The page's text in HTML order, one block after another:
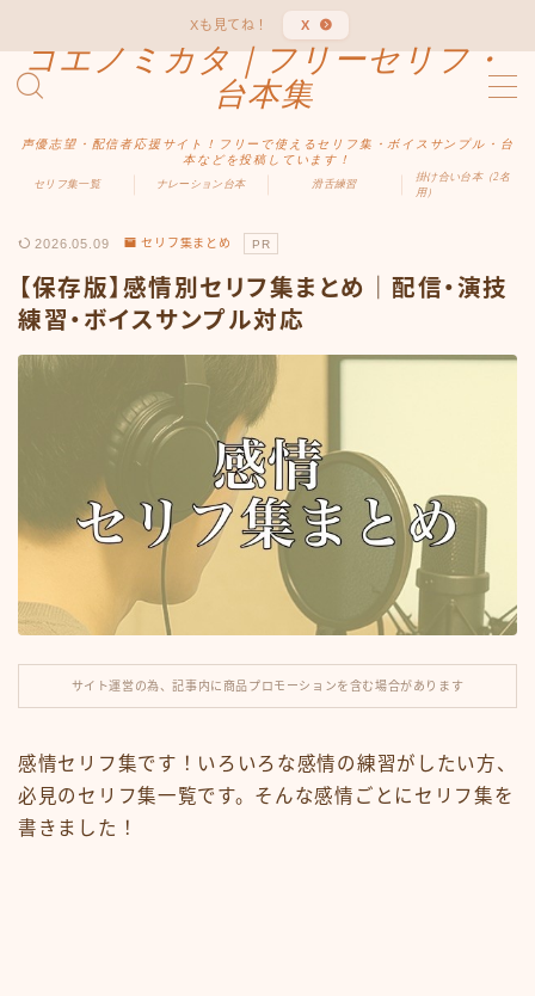
Xも見てね！ X
コエノミカタ｜フリーセリフ・
台本集
声優志望・配信者応援サイト！フリーで使えるセリフ集・ボイスサンプル・台
本などを投稿しています！
MENU
男性向け
女性向け
ファンタジー
滑舌練習
運営note
セリフ利用規約
今見られている人気記事
セリフ集一覧 ナレーション台本 滑舌練習
掛け合い台本（2名
用）
2026.05.09 セリフ集まとめ PR
【保存版】感情別セリフ集まとめ｜配信・演技
練習・ボイスサンプル対応
サイト運営の為、記事内に商品プロモーションを含む場合があります
感情セリフ集です！いろいろな感情の練習がしたい方、
必見のセリフ集一覧です。そんな感情ごとにセリフ集を
書きました！